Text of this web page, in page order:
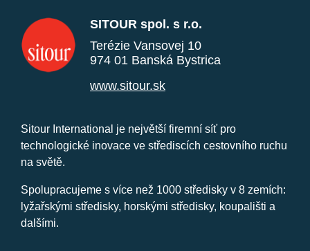
SITOUR spol. s r.o.
Terézie Vansovej 10
974 01 Banská Bystrica
www.sitour.sk
Sitour International je největší firemní síť pro
technologické inovace ve střediscích cestovního ruchu
na světě.
Spolupracujeme s více než 1000 středisky v 8 zemích:
lyžařskými středisky, horskými středisky, koupališti a
dalšími.